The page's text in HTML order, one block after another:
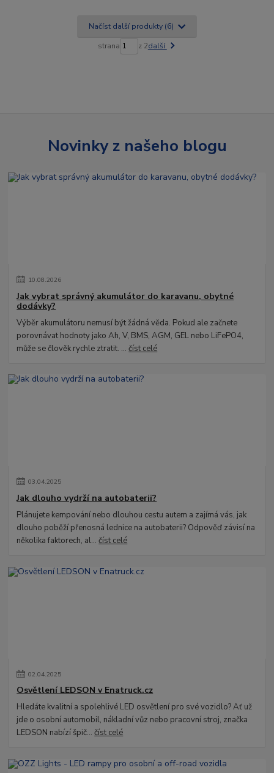
Načíst další produkty (6)
strana z 2další
Novinky z našeho blogu
10.08.2026
Jak vybrat správný akumulátor do karavanu, obytné
dodávky?
Výběr akumulátoru nemusí být žádná věda. Pokud ale začnete
porovnávat hodnoty jako Ah, V, BMS, AGM, GEL nebo LiFePO4,
může se člověk rychle ztratit. ...číst celé
03.04.2025
Jak dlouho vydrží na autobaterii?
Plánujete kempování nebo dlouhou cestu autem a zajímá vás, jak
dlouho poběží přenosná lednice na autobaterii? Odpověď závisí na
několika faktorech, al...číst celé
02.04.2025
Osvětlení LEDSON v Enatruck.cz
Hledáte kvalitní a spolehlivé LED osvětlení pro své vozidlo? Ať už
jde o osobní automobil, nákladní vůz nebo pracovní stroj, značka
LEDSON nabízí špič...číst celé